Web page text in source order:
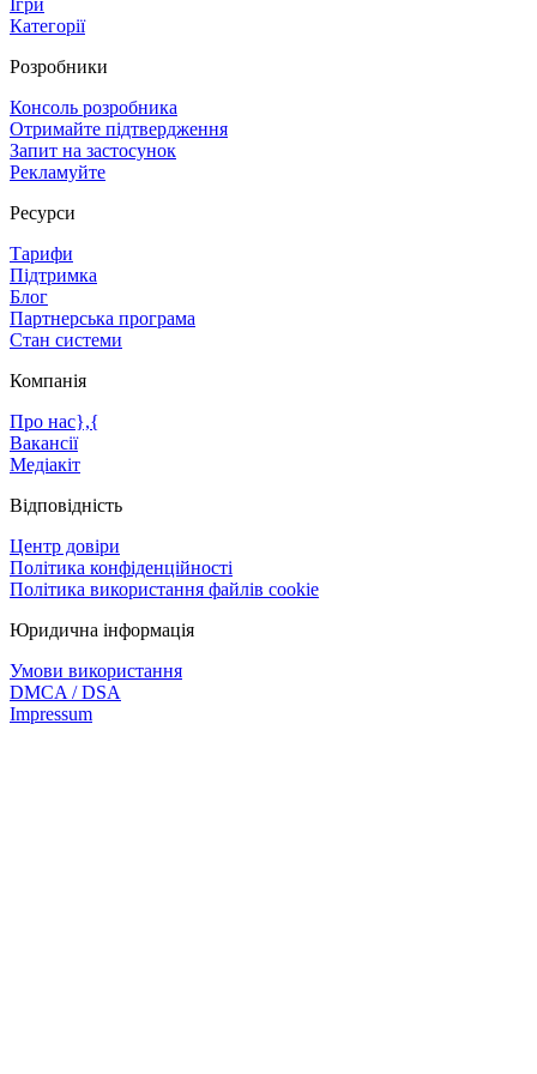
Категорії
Розробники
Консоль розробника
Отримайте підтвердження
Запит на застосунок
Рекламуйте
Ресурси
Тарифи
Підтримка
Блог
Партнерська програма
Стан системи
Компанія
Про нас},{
Вакансії
Медіакіт
Відповідність
Центр довіри
Політика конфіденційності
Політика використання файлів cookie
Юридична інформація
Умови використання
DMCA / DSA
Impressum